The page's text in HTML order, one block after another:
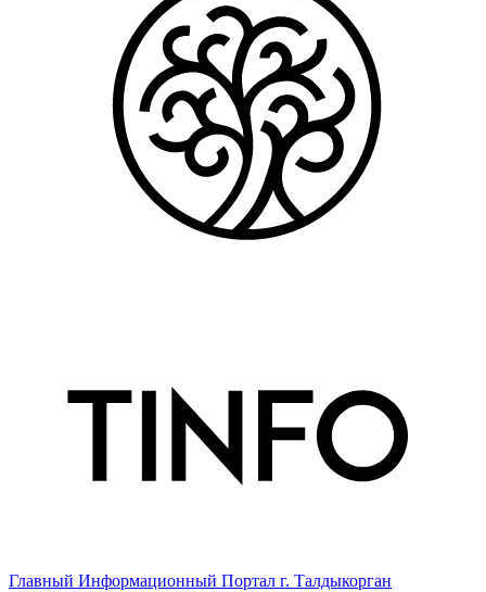
Главный Информационный Портал г. Талдыкорган